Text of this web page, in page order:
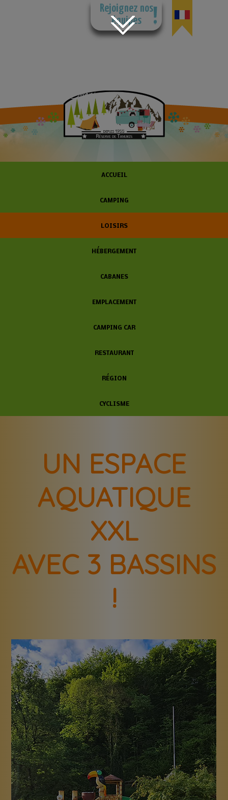
Rejoignez nos
équipes
ACCUEIL
CAMPING
LOISIRS
HÉBERGEMENT
CABANES
EMPLACEMENT
CAMPING CAR
RESTAURANT
RÉGION
CYCLISME
UN ESPACE
AQUATIQUE
XXL
AVEC 3 BASSINS
!